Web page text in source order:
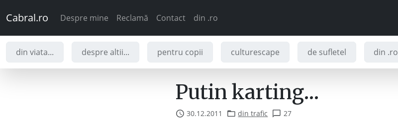
Cabral.ro Despre mine Reclamă Contact din .ro
din viata... despre altii... pentru copii culturescape de sufletel din .ro
Putin karting…
30.12.2011 din trafic 27